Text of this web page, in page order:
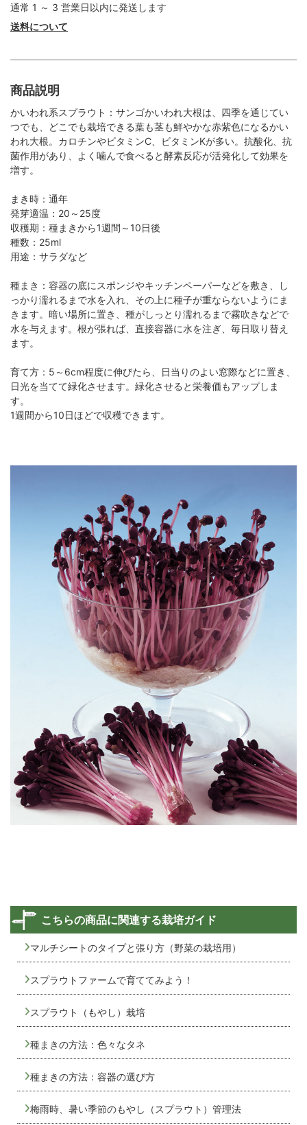
通常 1 ～ 3 営業日以内に発送します
送料について
商品説明
かいわれ系スプラウト：サンゴかいわれ大根は、四季を通じてい
つでも、どこでも栽培できる葉も茎も鮮やかな赤紫色になるかい
われ大根。カロチンやビタミンC、ビタミンKが多い。抗酸化、抗
菌作用があり、よく噛んで食べると酵素反応が活発化して効果を
増す。
まき時：通年
発芽適温：20～25度
収穫期：種まきから1週間～10日後
種数：25ml
用途：サラダなど
種まき：容器の底にスポンジやキッチンペーパーなどを敷き、し
っかり濡れるまで水を入れ、その上に種子が重ならないようにま
きます。暗い場所に置き、種がしっとり濡れるまで霧吹きなどで
水を与えます。根が張れば、直接容器に水を注ぎ、毎日取り替え
ます。
育て方：5～6cm程度に伸びたら、日当りのよい窓際などに置き、
日光を当てて緑化させます。緑化させると栄養価もアップしま
す。
1週間から10日ほどで収穫できます。
こちらの商品に関連する栽培ガイド
マルチシートのタイプと張り方（野菜の栽培用）
スプラウトファームで育ててみよう！
スプラウト（もやし）栽培
種まきの方法：色々なタネ
種まきの方法：容器の選び方
梅雨時、暑い季節のもやし（スプラウト）管理法